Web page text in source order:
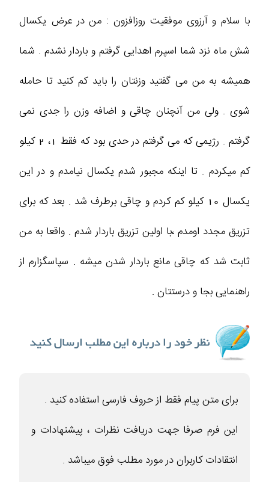
با سلام و آرزوی موفقیت روزافزون : من در عرض یکسال
شش ماه نزد شما اسپرم اهدایی گرفتم و باردار نشدم . شما
همیشه به من می گفتید وزنتان را باید کم کنید تا حامله
شوی . ولی من آنچنان چاقی و اضافه وزن را جدی نمی
گرفتم . رژیمی که می گرفتم در حدی بود که فقط 1، 2 کیلو
کم میکردم . تا اینکه مجبور شدم یکسال نیامدم و در این
یکسال 10 کیلو کم کردم و چاقی برطرف شد . بعد که برای
تزریق مجدد اومدم ،با اولین تزریق باردار شدم . واقعا به من
ثابت شد که چاقی مانع باردار شدن میشه . سپاسگزارم از
راهنمایی بجا و درستتان .
برای متن پیام فقط از حروف فارسی استفاده کنید .
این فرم صرفا جهت دریافت نظرات ، پیشنهادات و
انتقادات کاربران در مورد مطلب فوق میباشد .